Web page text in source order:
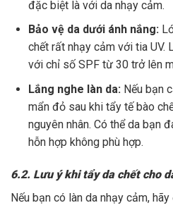
đặc biệt là với da nhạy cảm.
Bảo vệ da dưới ánh nắng:
chết rất nhạy cảm với tia UV.
với chỉ số SPF từ 30 trở lên
Lắng nghe làn da: Nếu bạn
mẩn đỏ sau khi tẩy tế bào
nguyên nhân. Có thể da bạn
hỗn hợp không phù hợp.
6.2. Lưu ý khi tẩy da chết cho
Nếu bạn có làn da nhạy cảm,